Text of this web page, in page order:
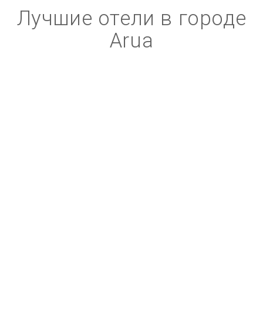
Лучшие отели в городе
Arua